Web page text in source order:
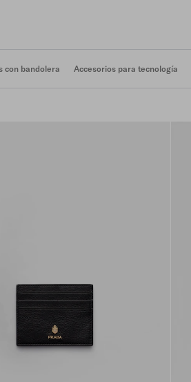
con bandolera Accesorios para tecnología